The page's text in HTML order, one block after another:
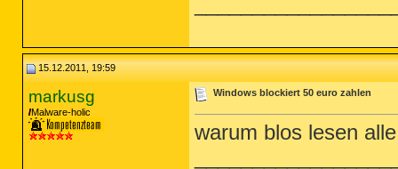
15.12.2011, 19:59
markusg
Malware-holic
Windows blockiert 50 euro zahlen
warum blos lesen